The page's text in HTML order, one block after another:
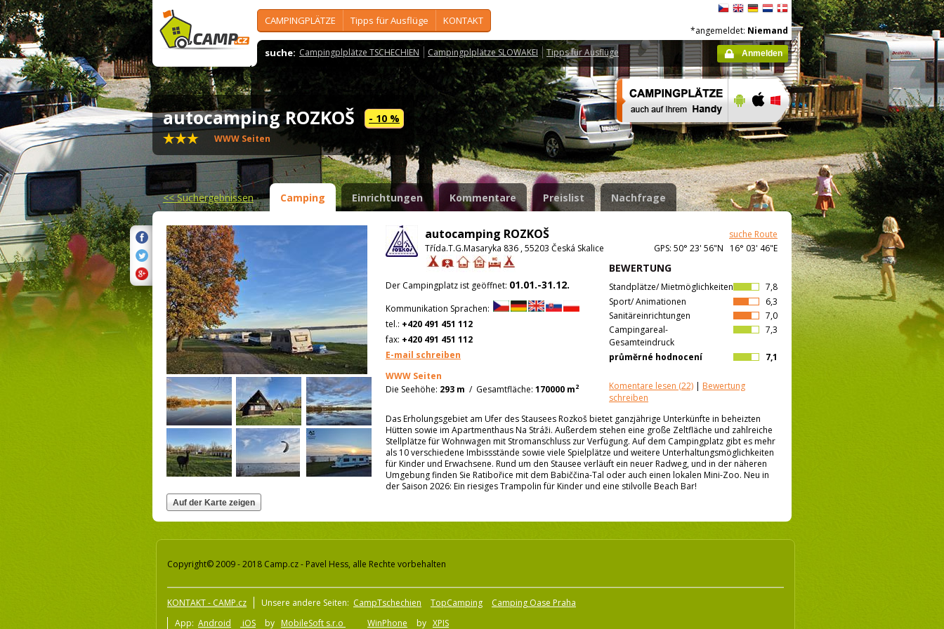
CAMPINGPLÄTZE Tipps für Ausflüge KONTAKT
suche: Campingplplätze TSCHECHIEN Campingplplätze SLOWAKEI Tipps für Ausflüge
*angemeldet: Niemand
Anmelden
autocamping ROZKOŠ - 10 %
WWW Seiten
<<Suchergebnissen Camping Einrichtungen Kommentare Preislist Nachfrage
autocamping ROZKOŠ
suche Route
Třída.T.G.Masaryka 836 , 55203 Česká Skalice
GPS: 50° 23' 56"N 16° 03' 46"E
BEWERTUNG
7,8
Standplätze/ Mietmöglichkeiten
6,3
Sport/ Animationen
7,0
Sanitäreinrichtungen
7,3
Campingareal-
Gesamteindruck
7,1
průměrné hodnocení
Komentare lesen (22) | Bewertung
schreiben
Der Campingplatz ist geöffnet: 01.01.-31.12.
Kommunikation Sprachen:
tel.: +420 491 451 112
fax: +420 491 451 112
E-mail schreiben
WWW Seiten
Die Seehöhe: 293 m / Gesamtfläche: 170000 m2
Das Erholungsgebiet am Ufer des Stausees Rozkoš bietet ganzjährige Unterkünfte in beheizten
Hütten sowie im Apartmenthaus Na Stráži. Außerdem stehen eine große Zeltfläche und zahlreiche
Stellplätze für Wohnwagen mit Stromanschluss zur Verfügung. Auf dem Campingplatz gibt es mehr
als 10 verschiedene Imbissstände sowie viele Spielplätze und weitere Unterhaltungsmöglichkeiten
für Kinder und Erwachsene. Rund um den Stausee verläuft ein neuer Radweg, und in der näheren
Umgebung finden Sie Ratibořice mit dem Babiččina-Tal oder auch einen lokalen Mini-Zoo. Neu in
der Saison 2026: Ein riesiges Trampolin für Kinder und eine stilvolle Beach Bar!
Copyright© 2009 - 2018 Camp.cz - Pavel Hess, alle Rechte vorbehalten
KONTAKT - CAMP.cz Unsere andere Seiten: CampTschechien TopCamping
Camping Oase Praha
App: Android iOS by MobileSoft s.r.o WinPhone by XPIS